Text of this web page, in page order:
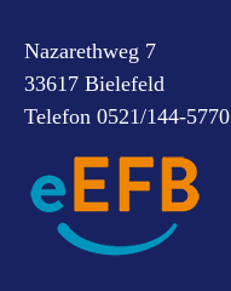
Nazarethweg 7
33617 Bielefeld
Telefon 0521/144-5770